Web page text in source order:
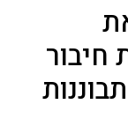
חיבור